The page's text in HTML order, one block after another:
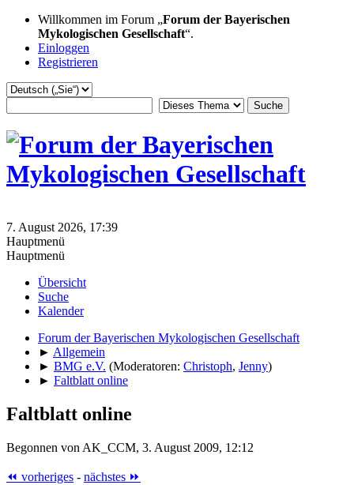
Willkommen im Forum „Forum der Bayerischen
Mykologischen Gesellschaft“.
Einloggen
Registrieren
7. August 2026, 17:39
Hauptmenü
Hauptmenü
Übersicht
Suche
Kalender
Forum der Bayerischen Mykologischen Gesellschaft
► Allgemein
► BMG e.V. (Moderatoren: Christoph, Jenny)
► Faltblatt online
Faltblatt online
Begonnen von AK_CCM, 3. August 2009, 12:12
⏪ vorheriges - nächstes ⏩